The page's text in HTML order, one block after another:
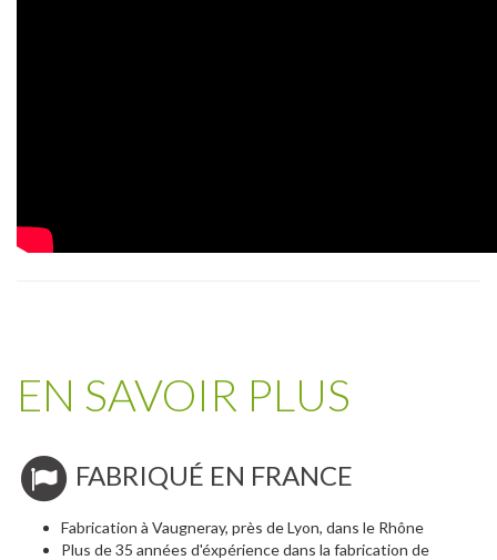
EN SAVOIR PLUS
FABRIQUÉ EN FRANCE
Fabrication à Vaugneray, près de Lyon, dans le Rhône
Plus de 35 années d'éxpérience dans la fabrication de